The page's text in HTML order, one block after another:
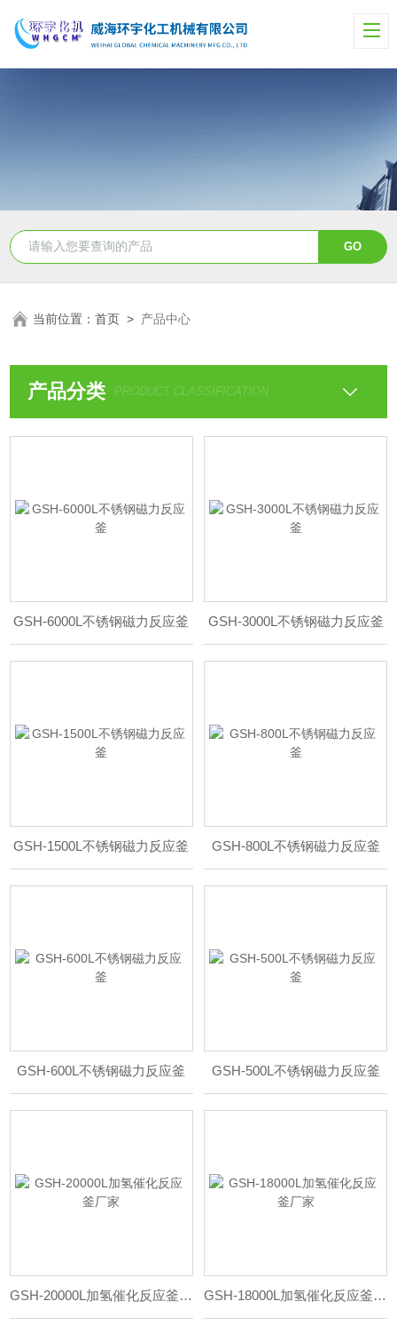
当前位置：首页 > 产品中心
产品分类 PRODUCT CLASSIFICATION
GSH-6000L不锈钢磁力反应釜 GSH-3000L不锈钢磁力反应釜
GSH-1500L不锈钢磁力反应釜 GSH-800L不锈钢磁力反应釜
GSH-600L不锈钢磁力反应釜 GSH-500L不锈钢磁力反应釜
GSH-20000L加氢催化反应釜厂家 GSH-18000L加氢催化反应釜厂家